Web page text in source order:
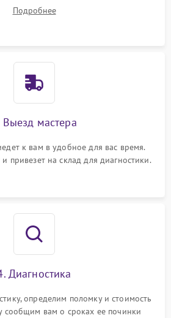
1000 ₽
1000 ₽
1000 ₽
Подробнее
Выезд мастера
к вам в удобное для вас время.
привезет на склад для диагностики.
Диагностика
определим поломку и стоимость
сообщим вам о сроках ее починки